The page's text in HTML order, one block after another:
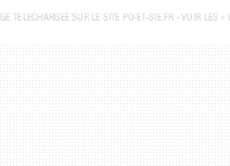
TÉLÉCHARGÉE SUR LE SITE PO-ET-SIE.FR - VOIR